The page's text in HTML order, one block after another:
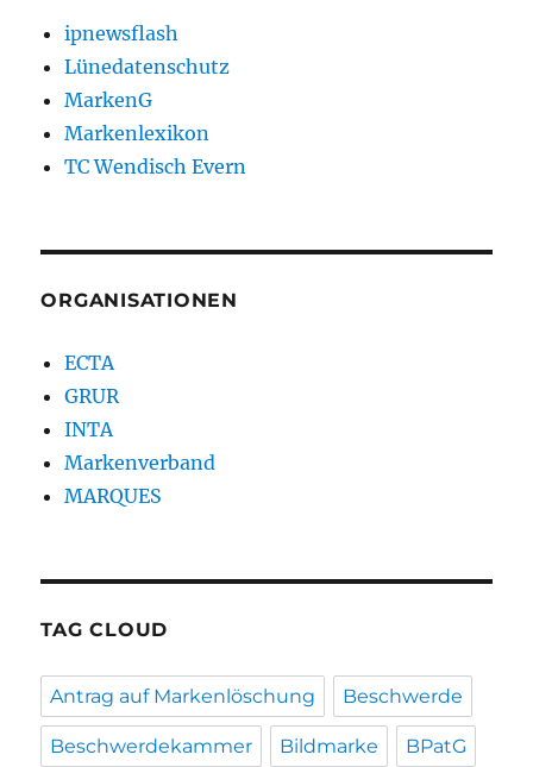
ipnewsflash
Lünedatenschutz
MarkenG
Markenlexikon
TC Wendisch Evern
ORGANISATIONEN
ECTA
GRUR
INTA
Markenverband
MARQUES
TAG CLOUD
Antrag auf Markenlöschung Beschwerde
Beschwerdekammer Bildmarke BPatG